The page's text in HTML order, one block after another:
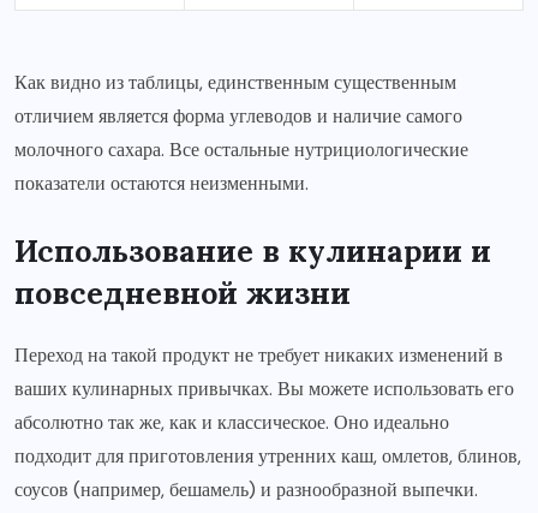
Как видно из таблицы, единственным существенным
отличием является форма углеводов и наличие самого
молочного сахара. Все остальные нутрициологические
показатели остаются неизменными.
Использование в кулинарии и
повседневной жизни
Переход на такой продукт не требует никаких изменений в
ваших кулинарных привычках. Вы можете использовать его
абсолютно так же, как и классическое. Оно идеально
подходит для приготовления утренних каш, омлетов, блинов,
соусов (например, бешамель) и разнообразной выпечки.